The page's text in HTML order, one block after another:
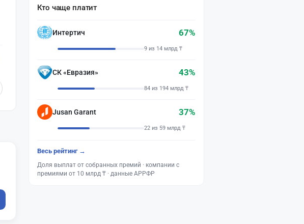
Кто чаще платит
Интертич 67%
9 из 14 млрд ₸
СК «Евразия» 43%
84 из 194 млрд ₸
Jusan Garant 37%
22 из 59 млрд ₸
Весь рейтинг →
Доля выплат от собранных премий · компании с
премиями от 10 млрд ₸ · данные АРРФР